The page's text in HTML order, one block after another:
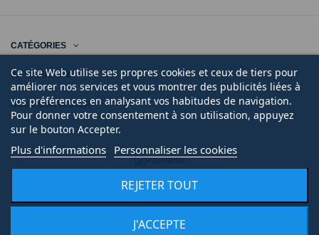
CATÉGORIES
INFORMATIONS
NOUS CONTACTER
Ce site Web utilise ses propres cookies et ceux de tiers pour
améliorer nos services et vous montrer des publicités liées à
vos préférences en analysant vos habitudes de navigation.
Pour donner votre consentement à son utilisation, appuyez
sur le bouton Accepter.
Plus d'informations Personnaliser les cookies
REJETER TOUT
J'ACCEPTE
Mentions légales| Création de boutique en ligne